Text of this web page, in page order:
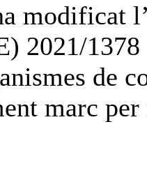
modificat
2021/
de
marc